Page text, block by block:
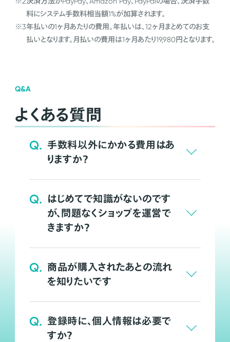
料にシステム手数料相当額1%が加算されます。
※3年払いの1ヶ月あたりの費用。年払いは、12ヶ月まとめてのお支
払いとなります。月払いの費用は1ヶ月あたり19,980円となります。
Q&A
よくある質問
Q. 手数料以外にかかる費用はあ
りますか？
Q. はじめてで知識がないのです
が、問題なくショップを運営で
きますか？
Q. 商品が購入されたあとの流れ
を知りたいです
Q. 登録時に、個人情報は必要で
すか？